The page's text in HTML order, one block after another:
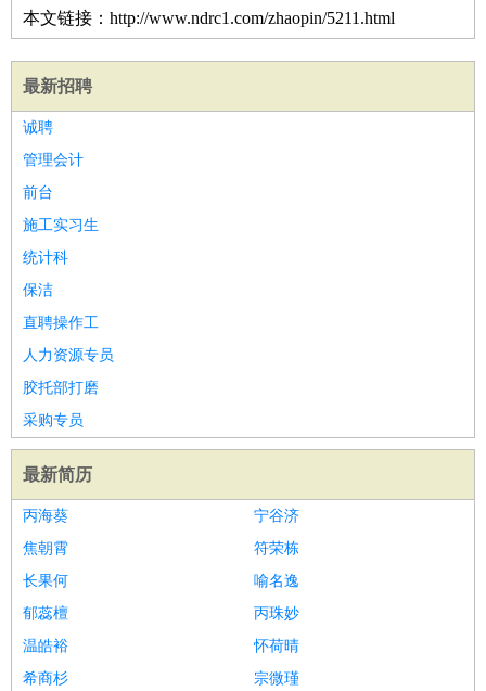
本文链接：http://www.ndrc1.com/zhaopin/5211.html
最新招聘
诚聘
管理会计
前台
施工实习生
统计科
保洁
直聘操作工
人力资源专员
胶托部打磨
采购专员
最新简历
丙海葵
宁谷济
焦朝霄
符荣栋
长果何
喻名逸
郁蕊檀
丙珠妙
温皓裕
怀荷晴
希商杉
宗微瑾